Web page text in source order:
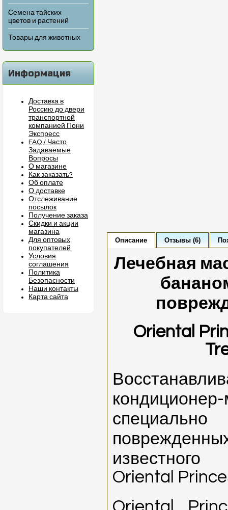
Семена тайских
цветов и растений
Товары для животных
Информация
Доставка в
Россию до двери
транспортной
компанией Пони
Экспресс
FAQ / Часто
Задаваемые
Вопросы
О магазине
Как заказать?
Об оплате
О доставке
Отслеживание
посылок
Получение заказа
Скидки и акции
магазина
Для оптовых
покупателей
Условия
соглашения
Политика
Безопасности
Наши контакты
Карта сайта
Описание Отзывы (6)
Лечебная
Oriental
известного
Oriental